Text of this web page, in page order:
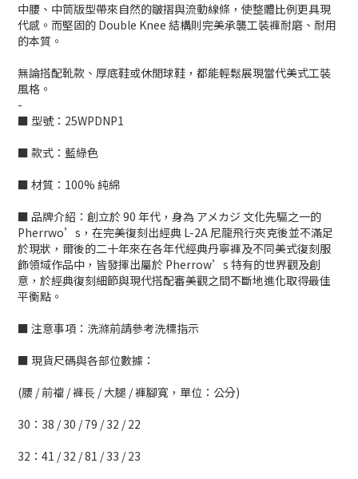
中腰、中筒版型帶來自然的皺摺與流動線條，使整體比例更具現
代感。而堅固的 Double Knee 結構則完美承襲工裝褲耐磨、耐用
的本質。
無論搭配靴款、厚底鞋或休閒球鞋，都能輕鬆展現當代美式工裝
風格。
-
■ 型號：25WPDNP1
■ 款式：藍綠色
■ 材質：100% 純綿
■ 品牌介紹：創立於 90 年代，身為 アメカジ 文化先驅之一的
Pherrwo’s，在完美復刻出經典 L-2A 尼龍飛行夾克後並不滿足
於現狀，爾後的二十年來在各年代經典丹寧褲及不同美式復刻服
飾領域作品中，皆發揮出屬於 Pherrow’s 特有的世界觀及創
意，於經典復刻細節與現代搭配審美觀之間不斷地進化取得最佳
平衡點。
■ 注意事項：洗滌前請參考洗標指示
■ 現貨尺碼與各部位數據：
(腰 / 前襠 / 褲⻑ / 大腿 / 褲腳寬，單位：公分)
30：38 / 30 / 79 / 32 / 22
32：41 / 32 / 81 / 33 / 23